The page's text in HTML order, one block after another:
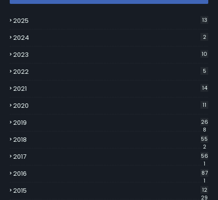
2025 13
2024 2
2023 10
2022 5
2021 14
2020 11
2019
26
8
2018
55
2
2017
56
1
2016
87
1
2015
12
29